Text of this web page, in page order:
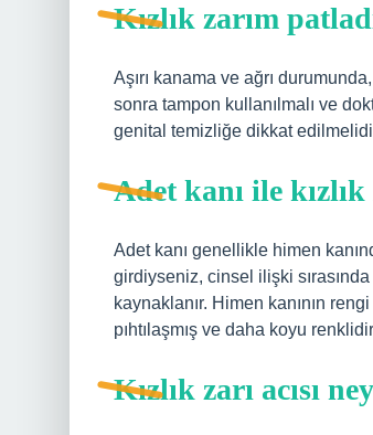
Kızlık zarım
Aşırı kanama ve ağrı
sonra tampon kullanılmalı ve
genital temizliğe dikkat
Adet kanı ile
Adet kanı genellikle himen
girdiyseniz, cinsel ilişki
kaynaklanır. Himen kanının
pıhtılaşmış ve daha koyu
Kızlık zarı acısı